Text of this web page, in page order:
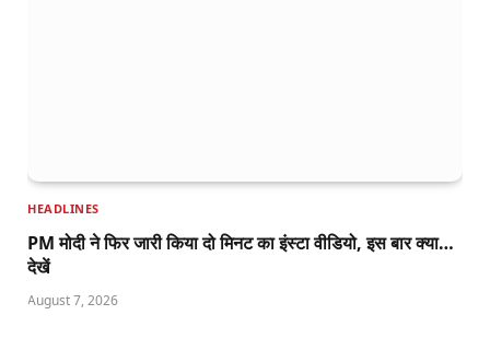
HEADLINES
PM मोदी ने फिर जारी किया दो मिनट का इंस्टा वीडियो, इस बार क्या…
देखें
August 7, 2026